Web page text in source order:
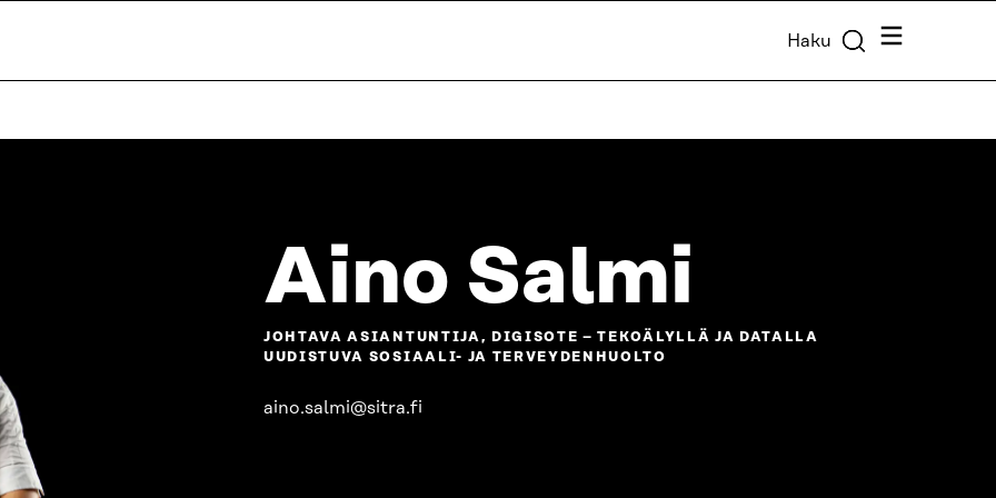
Haku Valikko
Aino Salmi
JOHTAVA ASIANTUNTIJA, DIGISOTE – TEKOÄLYLLÄ JA DATALLA
UUDISTUVA SOSIAALI- JA TERVEYDENHUOLTO
aino.salmi@sitra.fi